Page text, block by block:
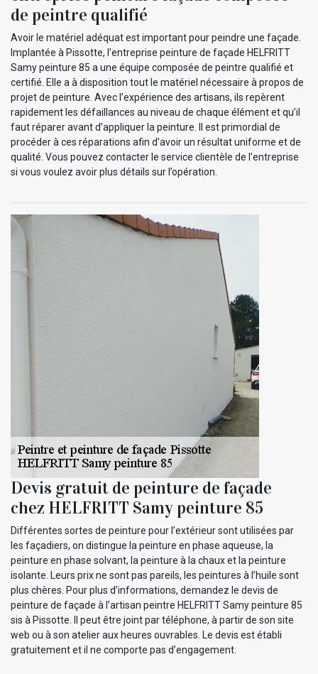
de peintre qualifié
Avoir le matériel adéquat est important pour peindre une façade.
Implantée à Pissotte, l’entreprise peinture de façade HELFRITT
Samy peinture 85 a une équipe composée de peintre qualifié et
certifié. Elle a à disposition tout le matériel nécessaire à propos de
projet de peinture. Avec l’expérience des artisans, ils repèrent
rapidement les défaillances au niveau de chaque élément et qu’il
faut réparer avant d’appliquer la peinture. Il est primordial de
procéder à ces réparations afin d’avoir un résultat uniforme et de
qualité. Vous pouvez contacter le service clientèle de l’entreprise
si vous voulez avoir plus détails sur l’opération.
Devis gratuit de peinture de façade
chez HELFRITT Samy peinture 85
Différentes sortes de peinture pour l’extérieur sont utilisées par
les façadiers, on distingue la peinture en phase aqueuse, la
peinture en phase solvant, la peinture à la chaux et la peinture
isolante. Leurs prix ne sont pas pareils, les peintures à l’huile sont
plus chères. Pour plus d’informations, demandez le devis de
peinture de façade à l’artisan peintre HELFRITT Samy peinture 85
sis à Pissotte. Il peut être joint par téléphone, à partir de son site
web ou à son atelier aux heures ouvrables. Le devis est établi
gratuitement et il ne comporte pas d’engagement.